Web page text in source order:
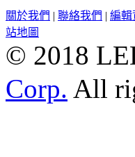
關於我們 | 聯絡我們 | 編輯
站地圖
© 2018
Corp. All